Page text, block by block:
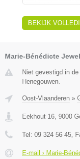
BEKIJK
Marie-Bénédicte
Niet gevestigd in
Henegouwen.
Oost-Vlaanderen »
Eekhout 16, 9000
Tel: 09 324 56 45,
E-mail › Marie-